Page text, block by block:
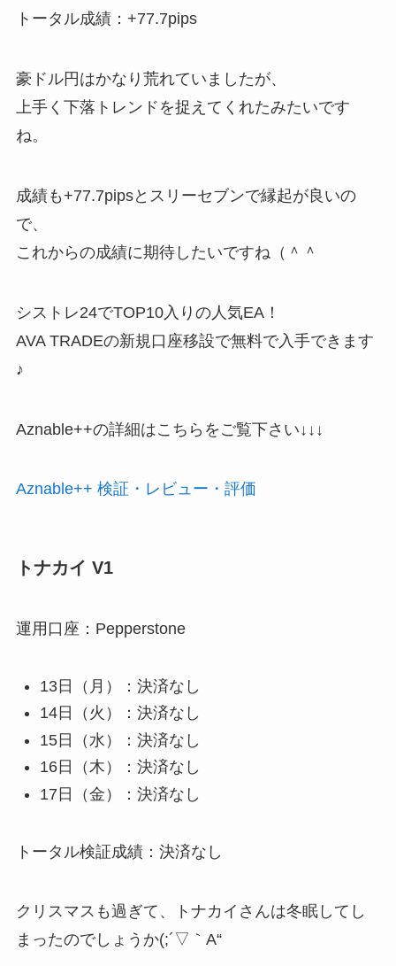
トータル成績：+77.7pips
豪ドル円はかなり荒れていましたが、
上手く下落トレンドを捉えてくれたみたいです
ね。
成績も+77.7pipsとスリーセブンで縁起が良いの
で、
これからの成績に期待したいですね（＾＾
シストレ24でTOP10入りの人気EA！
AVA TRADEの新規口座移設で無料で入手できます
♪
Aznable++の詳細はこちらをご覧下さい↓↓↓
Aznable++ 検証・レビュー・評価
トナカイ V1
運用口座：Pepperstone
13日（月）：決済なし
14日（火）：決済なし
15日（水）：決済なし
16日（木）：決済なし
17日（金）：決済なし
トータル検証成績：決済なし
クリスマスも過ぎて、トナカイさんは冬眠してし
まったのでしょうか(;´▽｀A“